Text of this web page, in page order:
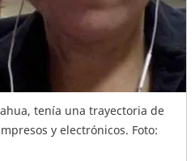
tenía una trayectoria de
y electrónicos. Foto: